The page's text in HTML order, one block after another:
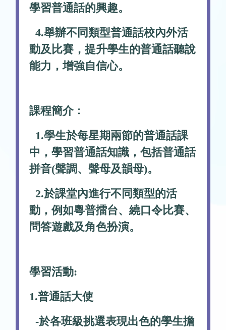
學習普通話的興趣。
4.舉辦不同類型普通話校內外活
動及比賽，提升學生的普通話聽說
能力，增強自信心。
課程簡介﹕
1.學生於每星期兩節的普通話課
中，學習普通話知識，包括普通話
拼音(聲調、聲母及韻母)。
2.於課堂內進行不同類型的活
動，例如粵普擂台、繞口令比賽、
問答遊戲及角色扮演。
學習活動:
1.普通話大使
-於各班級挑選表現出色的學生擔